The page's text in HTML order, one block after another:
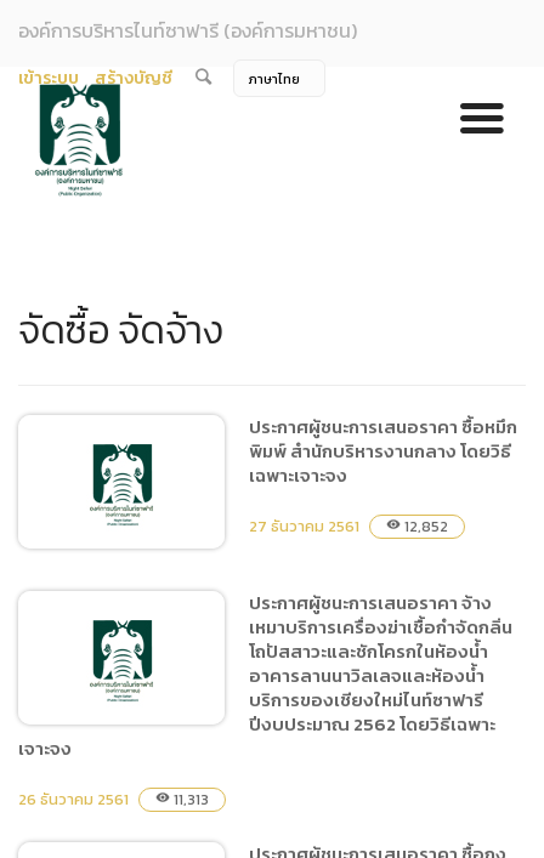
องค์การบริหารไนท์ซาฟารี (องค์การมหาชน)
เข้าระบบ สร้างบัญชี
จัดซื้อ จัดจ้าง
ประกาศผู้ชนะการเสนอราคา
ซื้อหมึกพิมพ์ สำนักบริหารงาน
กลาง โดยวิธีเฉพาะเจาะจง
ประกาศผู้ชนะการเสนอราคา ซื้อหมึก
พิมพ์ สำนักบริหารงานกลาง โดยวิธี
เฉพาะเจาะจง
27 ธันวาคม 2561 visibility 12,852
ประกาศผู้ชนะการเสนอราคา
จ้างเหมาบริการเครื่องฆ่าเชื้อ
ประกาศผู้ชนะการเสนอราคา จ้าง
เหมาบริการเครื่องฆ่าเชื้อกำจัดกลิ่น
โถปัสสาวะและชักโครกในห้องน้ำ
อาคารลานนาวิลเลจและห้องน้ำ
บริการของเชียงใหม่ไนท์ซาฟารี
ปีงบประมาณ 2562 โดยวิธีเฉพาะ
เจาะจง
26 ธันวาคม 2561 visibility 11,313